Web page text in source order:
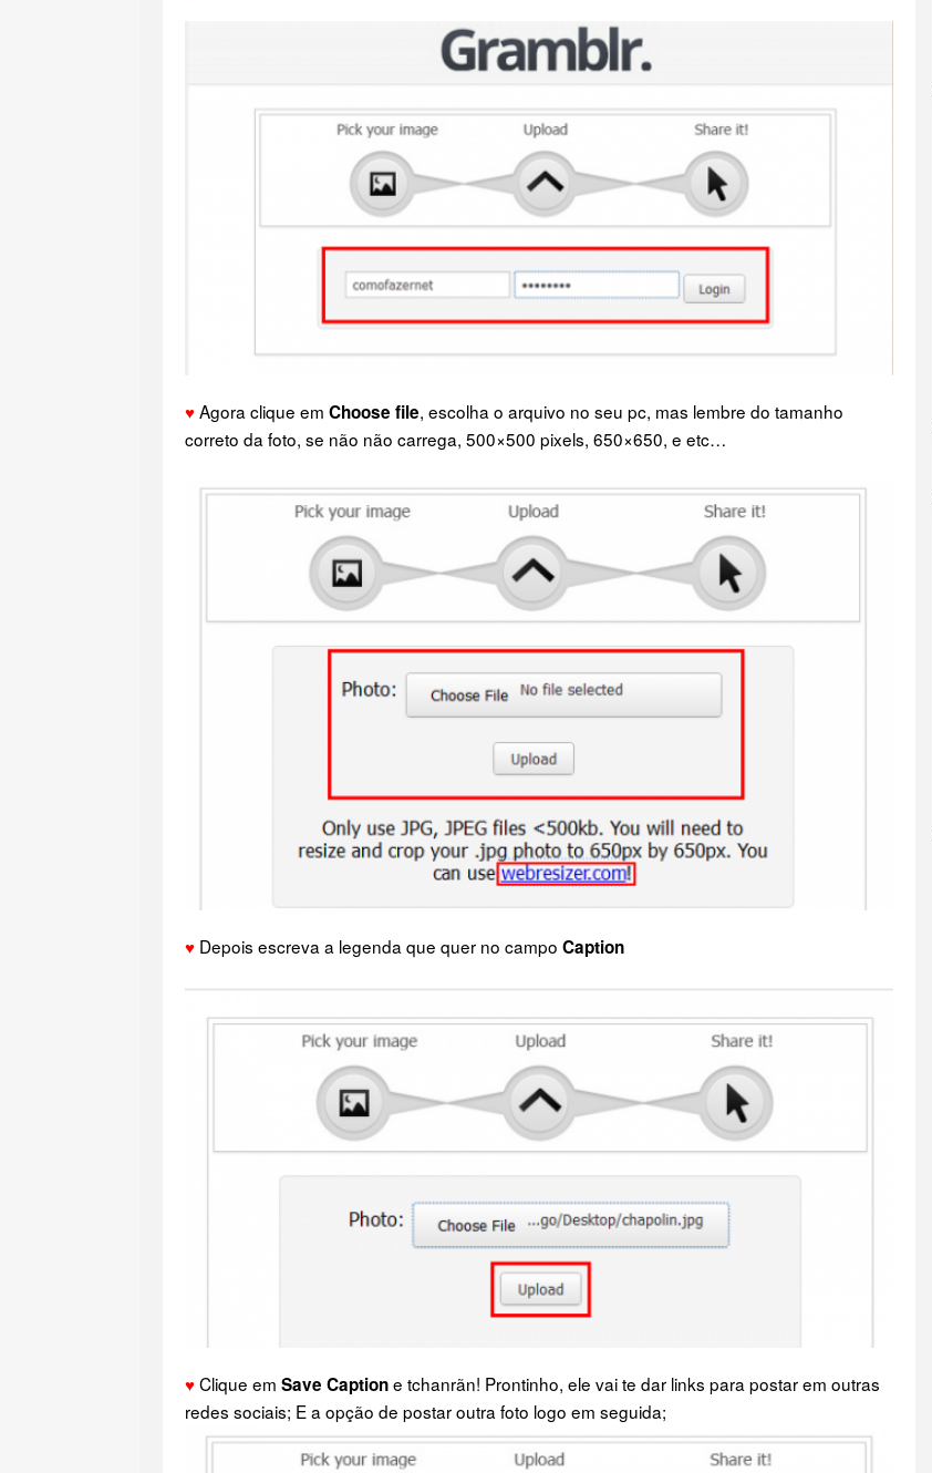
♥Agora clique em Choose file, escolha o arquivo no seu pc, mas lembre do tamanho
correto da foto, se não não carrega, 500×500 pixels, 650×650, e etc…
♥ Depois escreva a legenda que quer no campo Caption
♥Clique em Save Captione tchanrãn! Prontinho, ele vai te dar links para postar em outras
redes sociais; E a opção de postar outra foto logo em seguida;